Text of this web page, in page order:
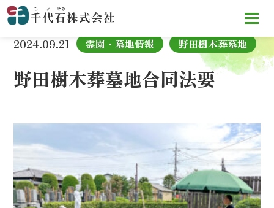
TOP お知らせ 野田樹木葬墓地合同法要
2024.09.21 霊園・墓地情報 野田樹木葬墓地
野田樹木葬墓地合同法要